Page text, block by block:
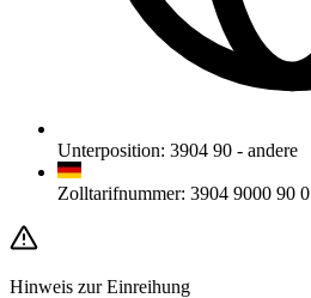
Unterposition: 3904 90 - andere
Zolltarifnummer: 3904 9000 90 0
Hinweis zur Einreihung